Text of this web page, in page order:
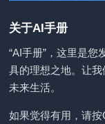
关于AI手册
“AI手册”，这里是
具的理想之地。让
未来生活。
如果觉得有用，请按